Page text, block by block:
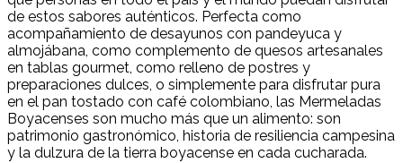
de estos sabores auténticos. Perfecta como
acompañamiento de desayunos con pandeyuca y
almojábana, como complemento de quesos artesanales
en tablas gourmet, como relleno de postres y
preparaciones dulces, o simplemente para disfrutar pura
en el pan tostado con café colombiano, las Mermeladas
Boyacenses son mucho más que un alimento: son
patrimonio gastronómico, historia de resiliencia campesina
y la dulzura de la tierra boyacense en cada cucharada.